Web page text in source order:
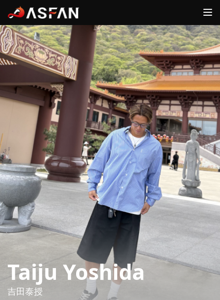
ファン
ログイン
アスリート
ログイン
FANS
ホーム
新規登録
ログイン
アスリート一覧
新着ニュース
詳細内容確認
ATHLETES
新規登録
ログイン
詳細内容確認
ASFAN
運営会社
お問合せ
Taiju Yoshida
吉田泰授